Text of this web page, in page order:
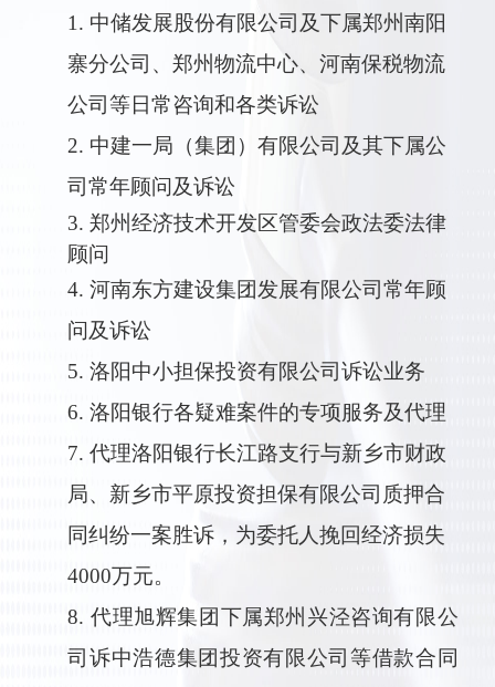
1. 中储发展股份有限公司及下属郑州南阳
寨分公司、郑州物流中心、河南保税物流
公司等日常咨询和各类诉讼
2. 中建一局（集团）有限公司及其下属公
司常年顾问及诉讼
3.郑州经济技术开发区管委会政法委法律
顾问
4.河南东方建设集团发展有限公司常年顾
问及诉讼
5.洛阳中小担保投资有限公司诉讼业务
6.洛阳银行各疑难案件的专项服务及代理
7.代理洛阳银行长江路支行与新乡市财政
局、新乡市平原投资担保有限公司质押合
同纠纷一案胜诉，为委托人挽回经济损失
4000万元。
8.代理旭辉集团下属郑州兴泾咨询有限公
司诉中浩德集团投资有限公司等借款合同